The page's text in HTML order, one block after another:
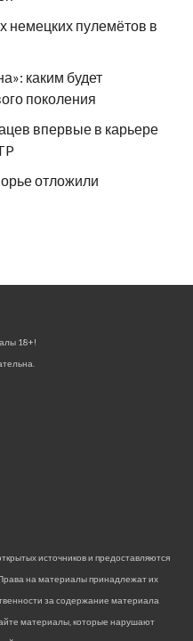
немецких пулемётов в
каким будет
поколения
впервые в карьере
отложили
18+!
источников и предоставляются
на материалы принадлежат их
за содержание материала
материалы, которые нарушают